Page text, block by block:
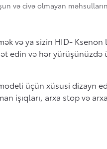
və civə olmayan
və ya sizin HID- Ksenon
edin və hər yürüşünüzdə
üçün xüsusi dizayn
işıqları, arxa stop və